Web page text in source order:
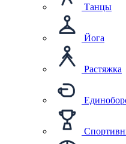
Танцы
Йога
Растяжка